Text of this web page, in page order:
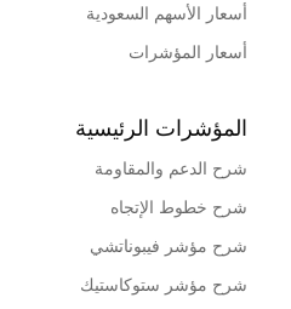
أسعار الأسهم السعودية
أسعار المؤشرات
المؤشرات الرئيسية
شرح الدعم والمقاومة
شرح خطوط الإتجاه
شرح مؤشر فيبوناتشي
شرح مؤشر ستوكاستيك